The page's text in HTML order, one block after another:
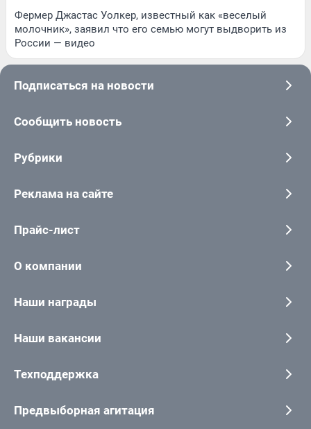
Фермер Джастас Уолкер, известный как «веселый
молочник», заявил что его семью могут выдворить из
России — видео
Подписаться на новости
Сообщить новость
Рубрики
Реклама на сайте
Прайс-лист
О компании
Наши награды
Наши вакансии
Техподдержка
Предвыборная агитация